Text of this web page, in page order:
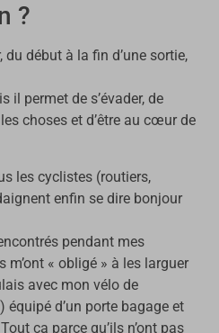
?
début à la fin d’une sortie,
il permet de s’évader, de
choses et d’être au cœur de
les cyclistes (routiers,
enfin se dire bonjour
pendant mes
« obligé » à les larguer
avec mon vélo de
d’un porte bagage et
ça parce qu’ils n’ont pas